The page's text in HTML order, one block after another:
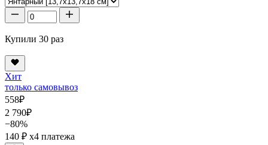
Купили 30 раз
Хит
только самовывоз
558₽
2 790₽
−80%
140 ₽ x4 платежа